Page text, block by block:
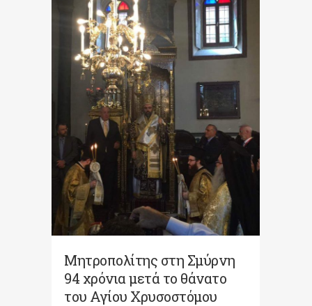
Μητροπολίτης στη Σμύρνη
94 χρόνια μετά το θάνατο
του Αγίου Χρυσοστόμου